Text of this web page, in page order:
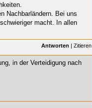
Nachbarländern. Bei uns
macht. In allen
Antworten | Zitieren
in der Verteidigung nach